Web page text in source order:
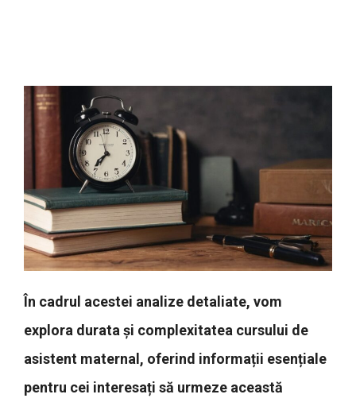
În cadrul acestei analize detaliate, vom
explora durata și complexitatea cursului de
asistent maternal, oferind informații esențiale
pentru cei interesați să urmeze această